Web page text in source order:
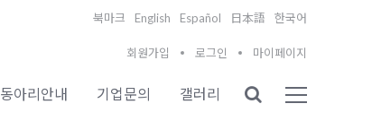
북마크 English Español 日本語 한국어
회원가입 로그인 마이페이지
동아리안내 기업문의 갤러리